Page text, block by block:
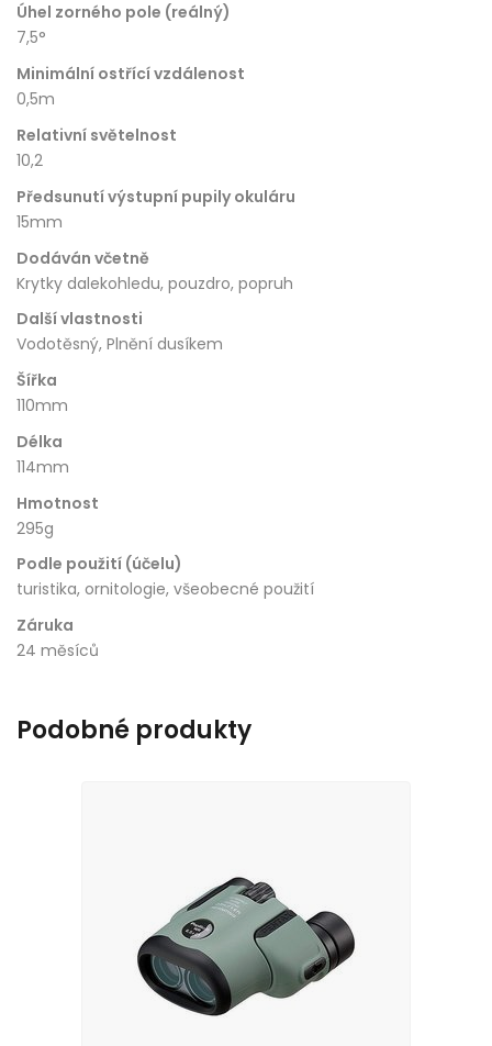
Úhel zorného pole (reálný)
7,5°
Minimální ostřící vzdálenost
0,5m
Relativní světelnost
10,2
Předsunutí výstupní pupily okuláru
15mm
Dodáván včetně
Krytky dalekohledu, pouzdro, popruh
Další vlastnosti
Vodotěsný, Plnění dusíkem
Šířka
110mm
Délka
114mm
Hmotnost
295g
Podle použití (účelu)
turistika, ornitologie, všeobecné použití
Záruka
24 měsíců
Podobné produkty